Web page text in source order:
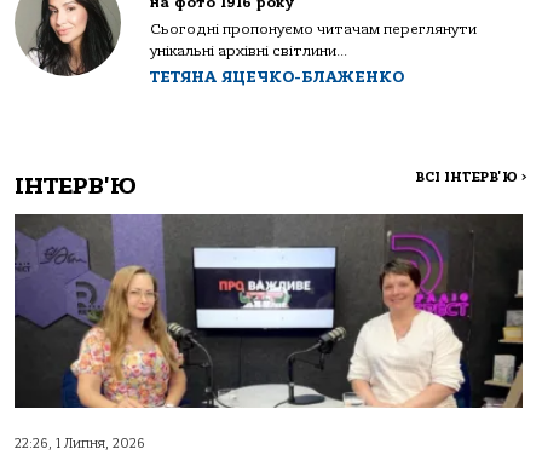
Сьогодні пропонуємо читачам переглянути
унікальні архівні світлини...
ТЕТЯНА ЯЦЕЧКО-БЛАЖЕНКО
ІНТЕРВ'Ю ВСІ ІНТЕРВ'Ю >
22:26, 1 Липня, 2026